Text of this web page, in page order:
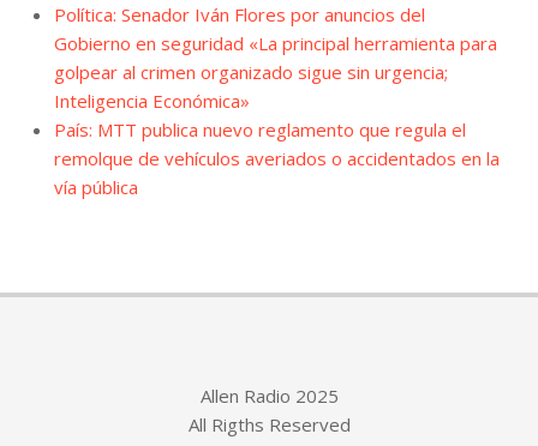
Política: Senador Iván Flores por anuncios del
Gobierno en seguridad «La principal herramienta para
golpear al crimen organizado sigue sin urgencia;
Inteligencia Económica»
País: MTT publica nuevo reglamento que regula el
remolque de vehículos averiados o accidentados en la
vía pública
Allen Radio 2025
All Rigths Reserved